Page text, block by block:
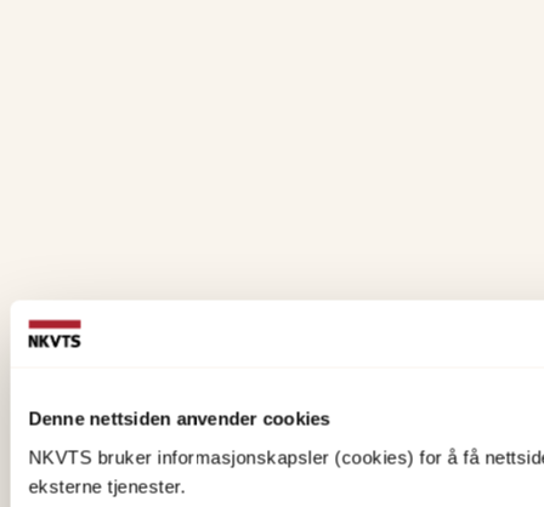
Denne nettsiden anvender cookies
NKVTS bruker informasjonskapsler (cookies) for å få
eksterne tjenester.